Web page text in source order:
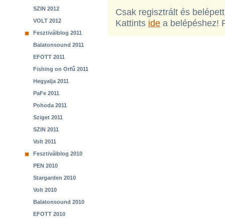
SZIN 2012
VOLT 2012
Fesztiválblog 2011
Balatonsound 2011
EFOTT 2011
Fishing on Orfű 2011
Hegyalja 2011
PaFe 2011
Pohoda 2011
Sziget 2011
SZIN 2011
Volt 2011
Fesztiválblog 2010
PEN 2010
Stargarden 2010
Volt 2010
Balatonsound 2010
EFOTT 2010
Csak regisztrált és
Kattints ide a belépéshez!